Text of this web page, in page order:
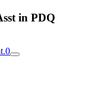
in PDQ
0